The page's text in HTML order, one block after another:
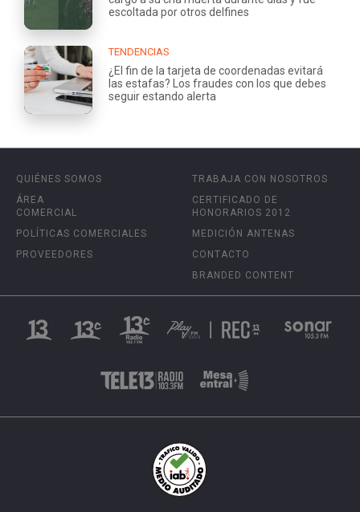
escoltada por otros delfines
TENDENCIAS
¿El fin de la tarjeta de coordenadas evitará
las estafas? Los fraudes con los que debes
seguir estando alerta
QUIÉNES SOMOS
ÁREA
COMERCIAL
POLÍTICAS COMERCIALES
PROVEEDORES
TRABAJA CON NOSOTROS
CERTIFICADO DE
HONORARIOS 2012
MEDICIÓN ANTENAS
CONTACTO
BRANDED CONTENT